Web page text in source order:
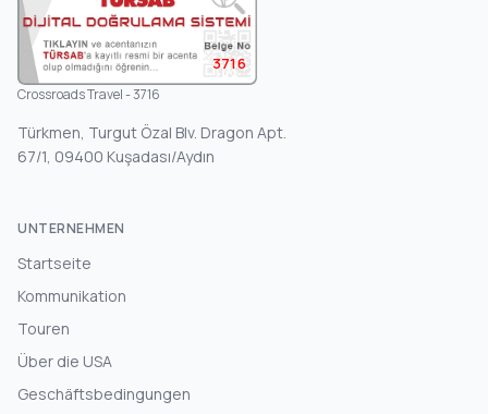
3716
Crossroads Travel - 3716
Türkmen, Turgut Özal Blv. Dragon Apt.
67/1, 09400 Kuşadası/Aydın
UNTERNEHMEN
Startseite
Kommunikation
Touren
Über die USA
Geschäftsbedingungen